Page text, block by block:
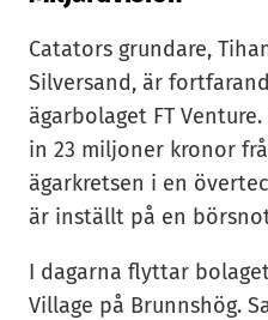
Catators grundare,
Silversand, är
ägarbolaget FT
in 23 miljoner kronor
ägarkretsen i en
är inställt på en
I dagarna flyttar
Village på Brunnshög.